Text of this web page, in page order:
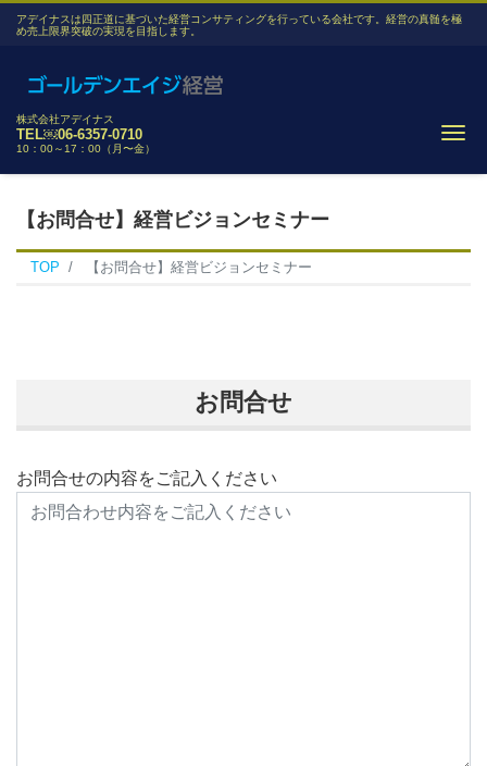
アデイナスは四正道に基づいた経営コンサティングを行っている会社です。経営の真髄を極
め売上限界突破の実現を目指します。
株式会社アデイナス
TEL￼06-6357-0710
10：00～17：00（月〜金）
【お問合せ】経営ビジョンセミナー
TOP 【お問合せ】経営ビジョンセミナー
お問合せ
お問合せの内容をご記入ください